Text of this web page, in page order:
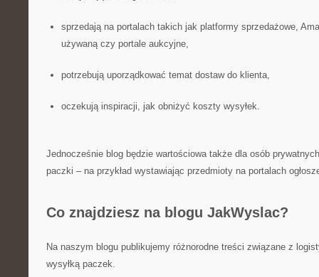
sprzedają na portalach takich jak platformy sprzedażowe,
używaną czy portale aukcyjne,
potrzebują uporządkować temat dostaw do klienta,
oczekują inspiracji, jak obniżyć koszty wysyłek.
Jednocześnie blog będzie wartościowa także dla osób
paczki – na przykład wystawiając przedmioty na portalach
Co znajdziesz na blogu JakWyslac?
Na naszym blogu publikujemy różnorodne treści związane z
wysyłką paczek.